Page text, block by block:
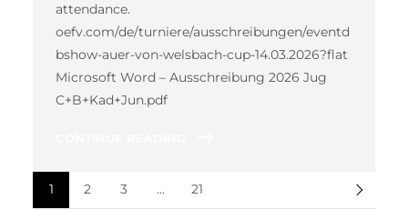
attendance.
oefv.com/de/turniere/ausschreibungen/eventd
bshow-auer-von-welsbach-cup-14.03.2026?flat
Microsoft Word – Ausschreibung 2026 Jug
C+B+Kad+Jun.pdf
1 2 3 … 21